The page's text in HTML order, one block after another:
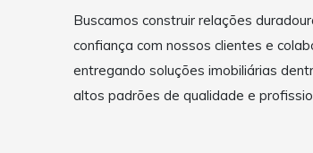
Buscamos construir relações
confiança com nossos clientes e
entregando soluções imobiliárias
altos padrões de qualidade e